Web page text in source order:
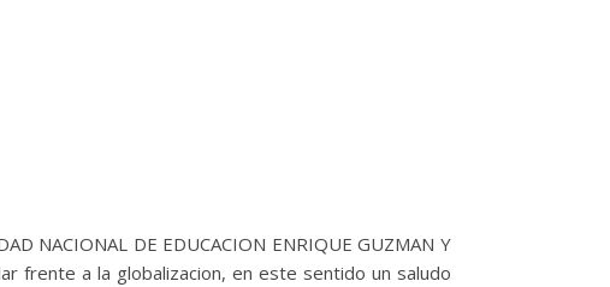
NACIONAL DE EDUCACION ENRIQUE GUZMAN Y
frente a la globalizacion, en este sentido un saludo